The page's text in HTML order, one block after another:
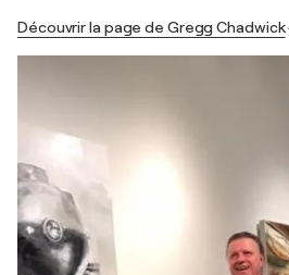
Découvrir la page de Gregg Chadwick